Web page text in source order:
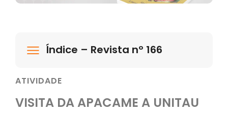
Índice – Revista nº 166
ATIVIDADE
VISITA DA APACAME A UNITAU